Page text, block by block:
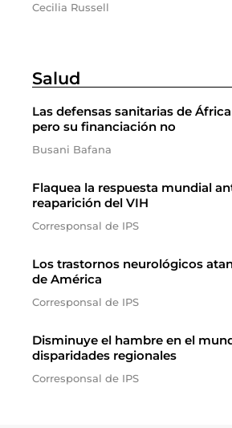
Cecilia Russell
Salud
Las defensas sanitarias de
pero su financiación no
Busani Bafana
Flaquea la respuesta mundial
reaparición del VIH
Corresponsal de IPS
Los trastornos neurológicos
de América
Corresponsal de IPS
Disminuye el hambre en el
disparidades regionales
Corresponsal de IPS